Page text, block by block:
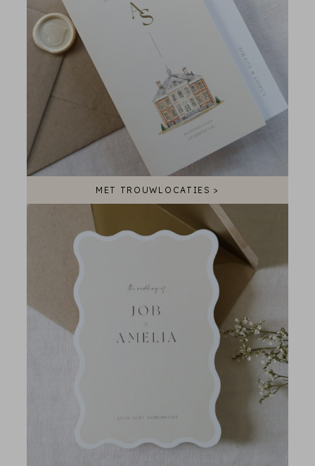
MET TROUWLOCATIES >